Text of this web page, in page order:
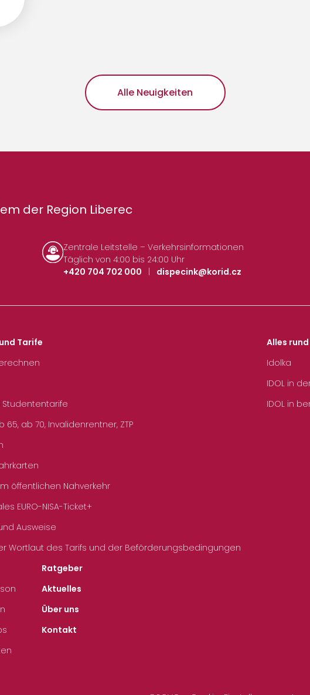
Alle Neuigkeiten
der Region Liberec
Zentrale Leitstelle – Verkehrsinformationen
Täglich von 4:00 bis 24:00 Uhr
+420 704 702 000
dispecink@korid.cz
Tarife
65, ab 70, Invalidenrentner, ZTP
öffentlichen Nahverkehr
EURO-NISA-Ticket+
Ausweise
Wortlaut des Tarifs und der Beförderungsbedingungen
Alles
Idolka
IDOL in
IDOL in
Ratgeber
Aktuelles
Über uns
Kontakt